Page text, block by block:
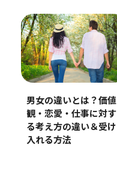
男女の違いとは？価値
観・恋愛・仕事に対す
る考え方の違い＆受け
入れる方法